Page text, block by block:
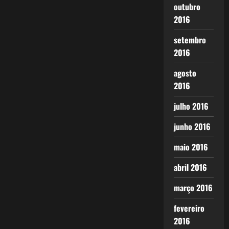
outubro
2016
setembro
2016
agosto
2016
julho 2016
junho 2016
maio 2016
abril 2016
março 2016
fevereiro
2016